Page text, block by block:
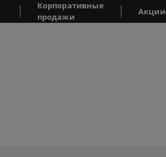
Корпоративные
продажи
Акции